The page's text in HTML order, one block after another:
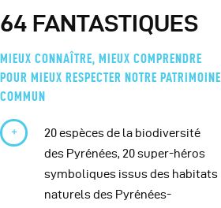
64 FANTASTIQUES
MIEUX CONNAÎTRE, MIEUX COMPRENDRE
POUR MIEUX RESPECTER NOTRE PATRIMOINE
COMMUN
20 espèces de la biodiversité
des Pyrénées, 20 super-héros
symboliques issus des habitats
naturels des Pyrénées-